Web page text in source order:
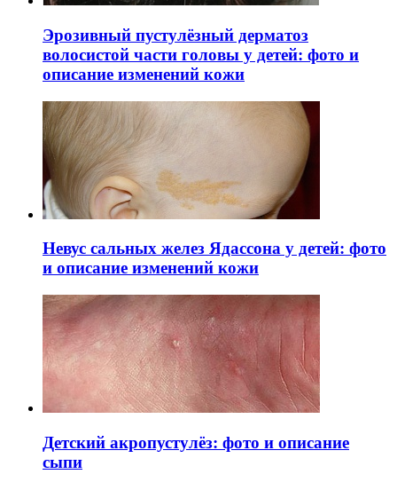
Эрозивный пустулёзный дерматоз
волосистой части головы у детей: фото и
описание изменений кожи
Невус сальных желез Ядассона у детей: фото
и описание изменений кожи
Детский акропустулёз: фото и описание
сыпи